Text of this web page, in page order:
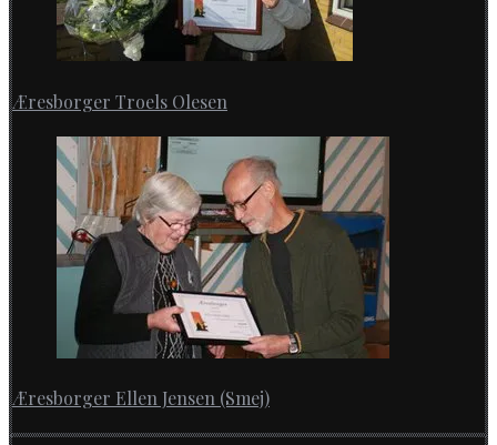
Æresborger Troels Olesen
Æresborger Ellen Jensen (Smej)